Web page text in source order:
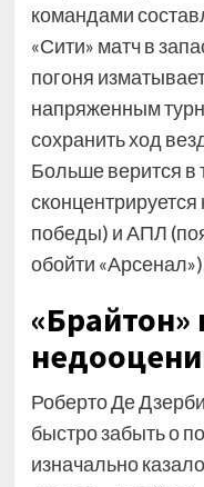
командами
«Сити» матч в
погоня
напряженным
сохранить ход
Больше верится в
победы) и АПЛ
обойти
«Брайтон»
Роберто Де
быстро забыть о
изначально